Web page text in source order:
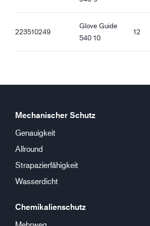
223510249
Glove Guide
540 10
12
Mechanischer Schutz
Genauigkeit
Allround
Strapazierfähigkeit
Wasserdicht
Chemikalienschutz